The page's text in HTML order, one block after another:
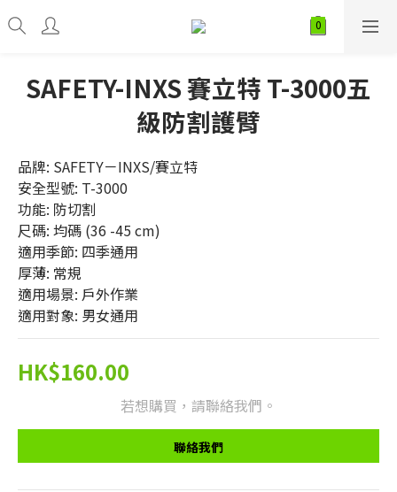
SAFETY-INXS 賽立特 T-3000五
級防割護臂
品牌: SAFETY－INXS/賽立特
安全型號: T-3000
功能: 防切割
尺碼: 均碼 (36 -45 cm)
適用季節: 四季通用
厚薄: 常規
適用場景: 戶外作業
適用對象: 男女通用
HK$160.00
若想購買，請聯絡我們。
聯絡我們